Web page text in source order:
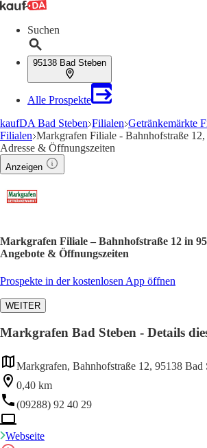
Suchen
95138 Bad Steben
Alle Prospekte
kaufDA Bad Steben Filialen Getränkemärkte
Filialen Markgrafen Filiale - Bahnhofstraße
Adresse & Öffnungszeiten
Anzeigen
Markgrafen Filiale – Bahnhofstraße 12 in
Angebote & Öffnungszeiten
Prospekte in der kostenlosen App öffnen
WEITER
Markgrafen Bad Steben - Details
Markgrafen, Bahnhofstraße 12, 95138 Bad
0,40 km
(09288) 92 40 29
Webseite